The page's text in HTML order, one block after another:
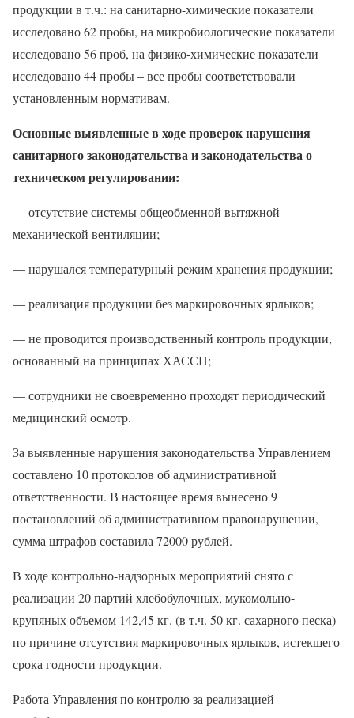
продукции в т.ч.: на санитарно-химические показатели
исследовано 62 пробы, на микробиологические показатели
исследовано 56 проб, на физико-химические показатели
исследовано 44 пробы – все пробы соответствовали
установленным нормативам.
Основные выявленные в ходе проверок нарушения
санитарного законодательства и законодательства о
техническом регулировании:
— отсутствие системы общеобменной вытяжной
механической вентиляции;
— нарушался температурный режим хранения продукции;
— реализация продукции без маркировочных ярлыков;
— не проводится производственный контроль продукции,
основанный на принципах ХАССП;
— сотрудники не своевременно проходят периодический
медицинский осмотр.
За выявленные нарушения законодательства Управлением
составлено 10 протоколов об административной
ответственности. В настоящее время вынесено 9
постановлений об административном правонарушении,
сумма штрафов составила 72000 рублей.
В ходе контрольно-надзорных мероприятий снято с
реализации 20 партий хлебобулочных, мукомольно-
крупяных объемом 142,45 кг. (в т.ч. 50 кг. сахарного песка)
по причине отсутствия маркировочных ярлыков, истекшего
срока годности продукции.
Работа Управления по контролю за реализацией